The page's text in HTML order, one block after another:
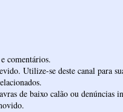
comentários.
Utilize-se deste canal para
de baixo calão ou denúncias